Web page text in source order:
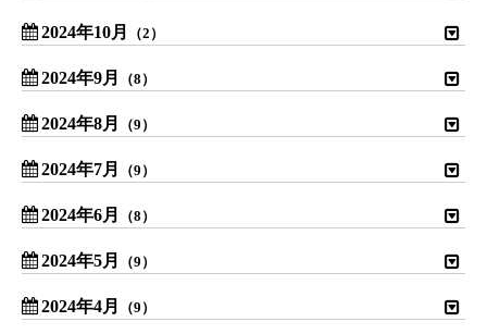
2024年10月 （2）
2024年9月 （8）
2024年8月 （9）
2024年7月 （9）
2024年6月 （8）
2024年5月 （9）
2024年4月 （9）